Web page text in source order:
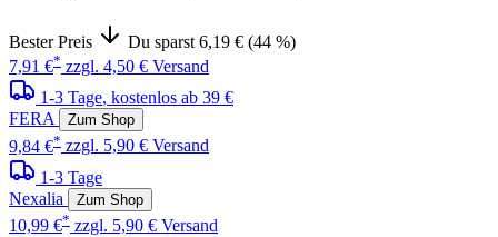
Bester Preis
Du sparst 6,19 € (44 %)
7,91 €* zzgl. 4,50 € Versand
1-3 Tage, kostenlos ab 39 €
FERA
Zum Shop
9,84 €* zzgl. 5,90 € Versand
1-3 Tage
Nexalia
Zum Shop
10,99 €* zzgl. 5,90 € Versand